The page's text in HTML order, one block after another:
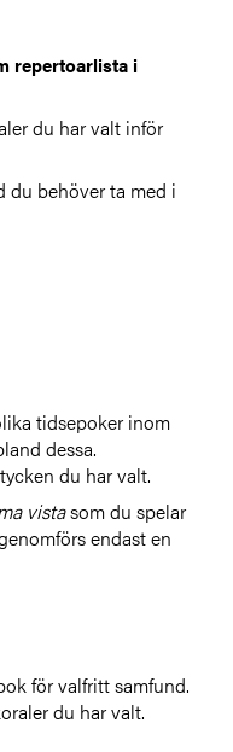
repertoarlista i
du har valt inför
du behöver ta med i
tidsepoker inom
dessa.
du har valt.
vistasom du spelar
endast en
för valfritt samfund.
du har valt.